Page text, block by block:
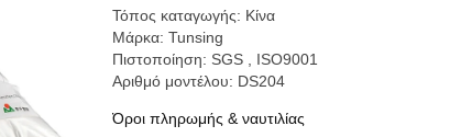
Τόπος καταγωγής: Κίνα
Μάρκα: Tunsing
Πιστοποίηση: SGS , ISO9001
Αριθμό μοντέλου: DS204
Όροι πληρωμής & ναυτιλίας